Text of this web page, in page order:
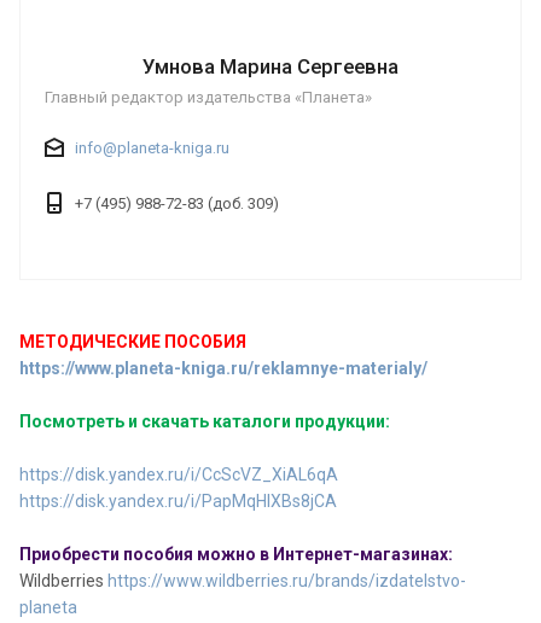
Умнова Марина Сергеевна
Главный редактор издательства «Планета»
info@planeta-kniga.ru
+7 (495) 988-72-83 (доб. 309)
МЕТОДИЧЕСКИЕ ПОСОБИЯ
https://www.planeta-kniga.ru/reklamnye-materialy/
Посмотреть и скачать каталоги продукции:
https://disk.yandex.ru/i/CcScVZ_XiAL6qA
https://disk.yandex.ru/i/PapMqHlXBs8jCA
Приобрести пособия можно в Интернет-магазинах:
Wildberries https://www.wildberries.ru/brands/izdatelstvo-
planeta